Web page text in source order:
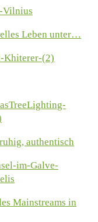
Leben unter…
authentisch
Mainstreams in